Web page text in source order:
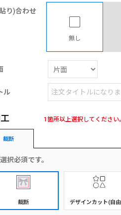
り)合わせ
無し
ル
1箇所以上選択してください。
裁断
選択必須です。
裁断 デザインカット(自